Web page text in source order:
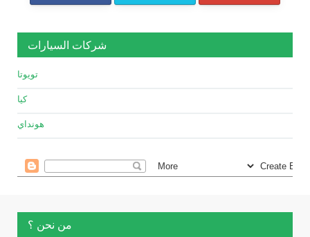
شركات السيارات
تويوتا
كيا
هونداي
من نحن ؟